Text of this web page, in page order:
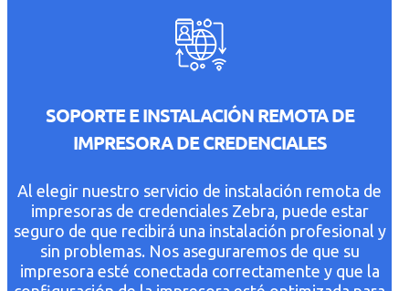
SOPORTE E INSTALACIÓN REMOTA DE
IMPRESORA DE CREDENCIALES
Al elegir nuestro servicio de instalación remota de
impresoras de credenciales Zebra, puede estar
seguro de que recibirá una instalación profesional y
sin problemas. Nos aseguraremos de que su
impresora esté conectada correctamente y que la